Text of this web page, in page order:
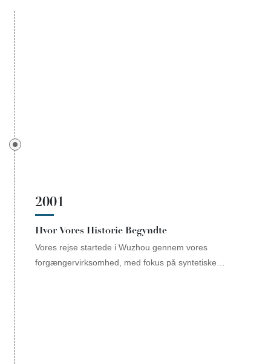
2001
Hvor Vores Historie Begyndte
Vores rejse startede i Wuzhou gennem vores
forgængervirksomhed, med fokus på syntetiske